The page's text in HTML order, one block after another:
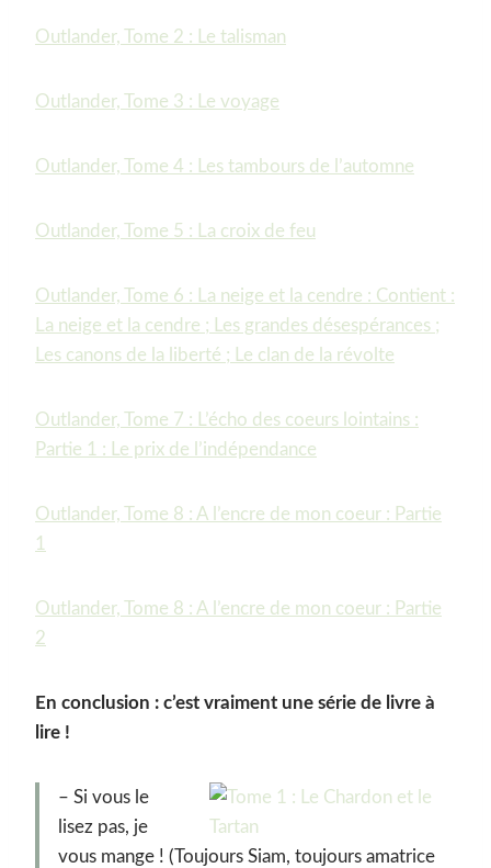
Outlander, Tome 2 : Le talisman
Outlander, Tome 3 : Le voyage
Outlander, Tome 4 : Les tambours de l’automne
Outlander, Tome 5 : La croix de feu
Outlander, Tome 6 : La neige et la cendre : Contient :
La neige et la cendre ; Les grandes désespérances ;
Les canons de la liberté ; Le clan de la révolte
Outlander, Tome 7 : L’écho des coeurs lointains :
Partie 1 : Le prix de l’indépendance
Outlander, Tome 8 : A l’encre de mon coeur : Partie
1
Outlander, Tome 8 : A l’encre de mon coeur : Partie
2
En conclusion : c’est vraiment une série de livre à
lire !
– Si vous le
lisez pas, je
vous mange ! (Toujours Siam, toujours amatrice